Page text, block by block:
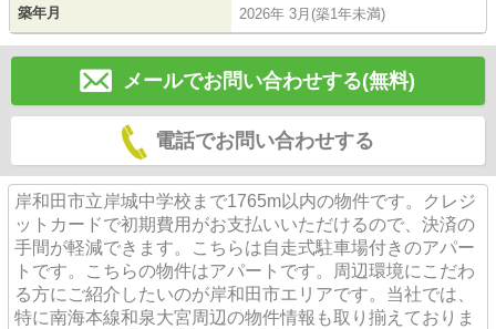
築年月 2026年 3月(築1年未満)
メールでお問い合わせする(無料)
電話でお問い合わせする
岸和田市立岸城中学校まで1765m以内の物件です。クレジ
ットカードで初期費用がお支払いいただけるので、決済の
手間が軽減できます。こちらは自走式駐車場付きのアパー
トです。こちらの物件はアパートです。周辺環境にこだわ
る方にご紹介したいのが岸和田市エリアです。当社では、
特に南海本線和泉大宮周辺の物件情報も取り揃えておりま